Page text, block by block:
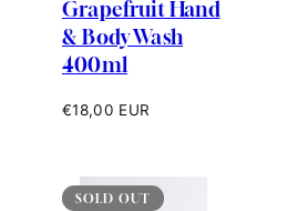
Grapefruit Hand
& Body Wash
400ml
Prix
€18,00 EUR
SOLD OUT